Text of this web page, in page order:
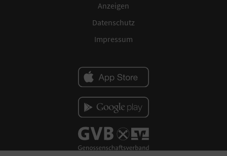
Anzeigen
Datenschutz
Impressum